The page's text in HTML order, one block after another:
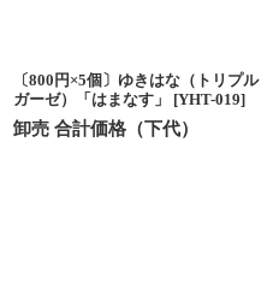
〔800円×5個〕ゆきはな（トリプル
ガーゼ）「はまなす」
[YHT-019]
卸売 合計価格（下代）